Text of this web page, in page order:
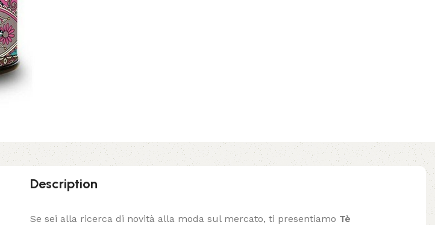
Description
Se sei alla ricerca di novità alla moda sul mercato, ti presentiamo Tè